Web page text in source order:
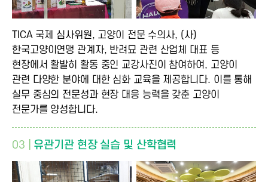
TICA 국제 심사위원, 고양이 전문 수의사, (사)
한국고양이연맹 관계자, 반려묘 관련 산업체 대표 등
현장에서 활발히 활동 중인 교강사진이 참여하여, 고양이
관련 다양한 분야에 대한 심화 교육을 제공합니다. 이를 통해
실무 중심의 전문성과 현장 대응 능력을 갖춘 고양이
전문가를 양성합니다.
03 | 유관기관 현장 실습 및 산학협력